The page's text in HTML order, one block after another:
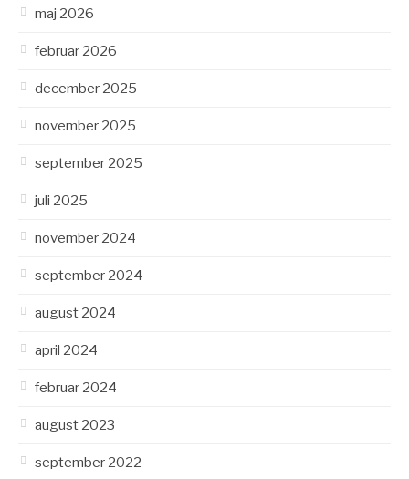
maj 2026
februar 2026
december 2025
november 2025
september 2025
juli 2025
november 2024
september 2024
august 2024
april 2024
februar 2024
august 2023
september 2022